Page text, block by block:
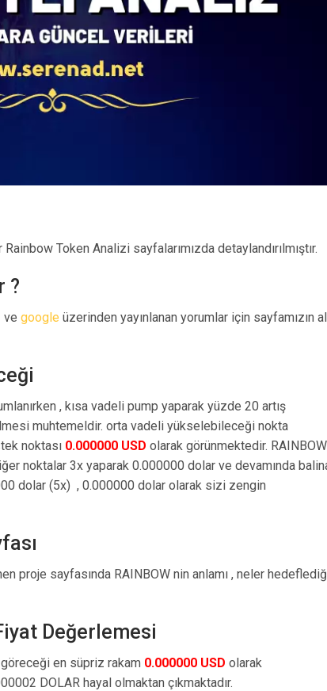
Token Analizi sayfalarımızda detaylandırılmıştır.
?
ve google üzerinden yayınlanan yorumlar için sayfamızın
, kısa vadeli pump yaparak yüzde 20 artış
muhtemeldir. orta vadeli yükselebileceği nokta
noktası 0.000000 USD olarak görünmektedir. RAINBOW
noktalar 3x yaparak 0.000000 dolar ve devamında
dolar (5x) , 0.000000 dolar olarak sizi zengin
proje sayfasında RAINBOW nin anlamı , neler
Değerlemesi
en süpriz rakam 0.000000 USD olarak
DOLAR hayal olmaktan çıkmaktadır.